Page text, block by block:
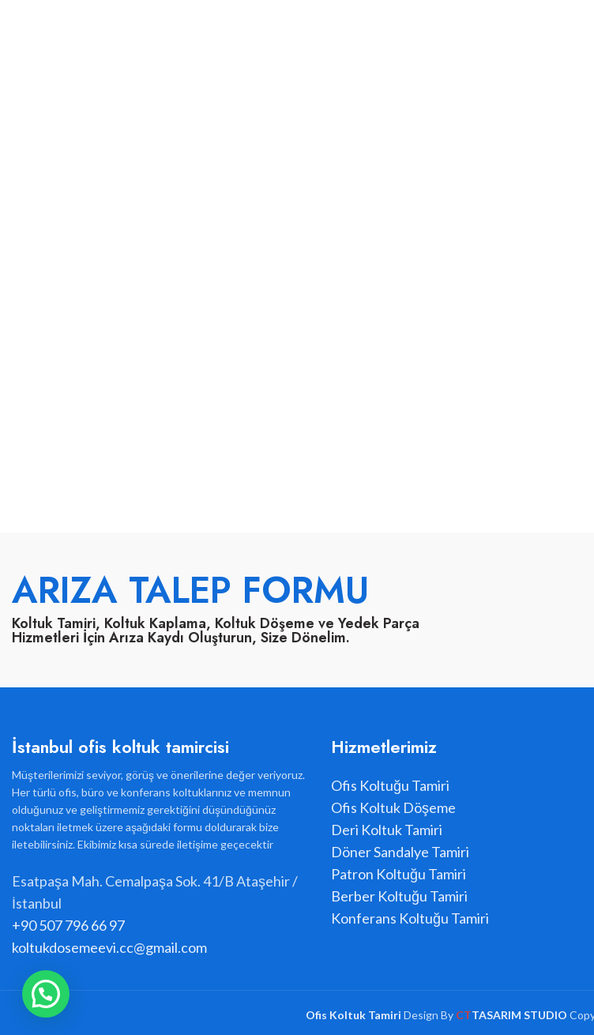
ARIZA TALEP FORMU
Koltuk Tamiri, Koltuk Kaplama, Koltuk Döşeme ve Yedek Parça
Hizmetleri İçin Arıza Kaydı Oluşturun, Size Dönelim.
İstanbul ofis koltuk tamircisi
Müşterilerimizi seviyor, görüş ve önerilerine değer veriyoruz.
Her türlü ofis, büro ve konferans koltuklarınız ve memnun
olduğunuz ve geliştirmemiz gerektiğini düşündüğünüz
noktaları iletmek üzere aşağıdaki formu doldurarak bize
iletebilirsiniz. Ekibimiz kısa sürede iletişime geçecektir
Esatpaşa Mah. Cemalpaşa Sok. 41/B Ataşehir /
İstanbul
+90 507 796 66 97
koltukdosemeevi.cc@gmail.com
Hizmetlerimiz
Ofis Koltuğu Tamiri
Ofis Koltuk Döşeme
Deri Koltuk Tamiri
Döner Sandalye Tamiri
Patron Koltuğu Tamiri
Berber Koltuğu Tamiri
Konferans Koltuğu Tamiri
Ofis Koltuk Tamiri Design By CTTASARIM STUDIO